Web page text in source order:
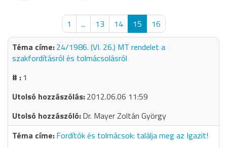
1 ... 13 14 15
16
24/1986. (VI. 26.) MT rendelet a
szakfordításról és tolmácsolásról
1
2012.06.06 11:59
Dr. Mayer Zoltán György
Fordítók és tolmácsok: találja meg az Igazit!